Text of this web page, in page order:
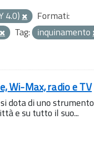
4.0)
Formati:
Tag: inquinamento
Wi-Max, radio e TV
dota di uno strumento
e su tutto il suo...